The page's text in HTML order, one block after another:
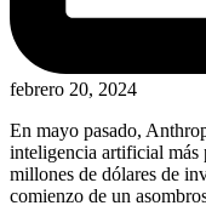
febrero 20, 2024
En mayo pasado,
inteligencia artificial más
millones de dólares de
comienzo de un